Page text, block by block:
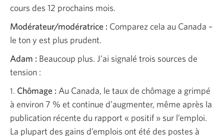
cours des 12 prochains mois.
Modérateur/modératrice : Comparez cela au Canada –
le ton y est plus prudent.
Adam : Beaucoup plus. J’ai signalé trois sources de
tension :
1. Chômage : Au Canada, le taux de chômage a grimpé
à environ 7 % et continue d’augmenter, même après la
publication récente du rapport « positif » sur l’emploi.
La plupart des gains d’emplois ont été des postes à